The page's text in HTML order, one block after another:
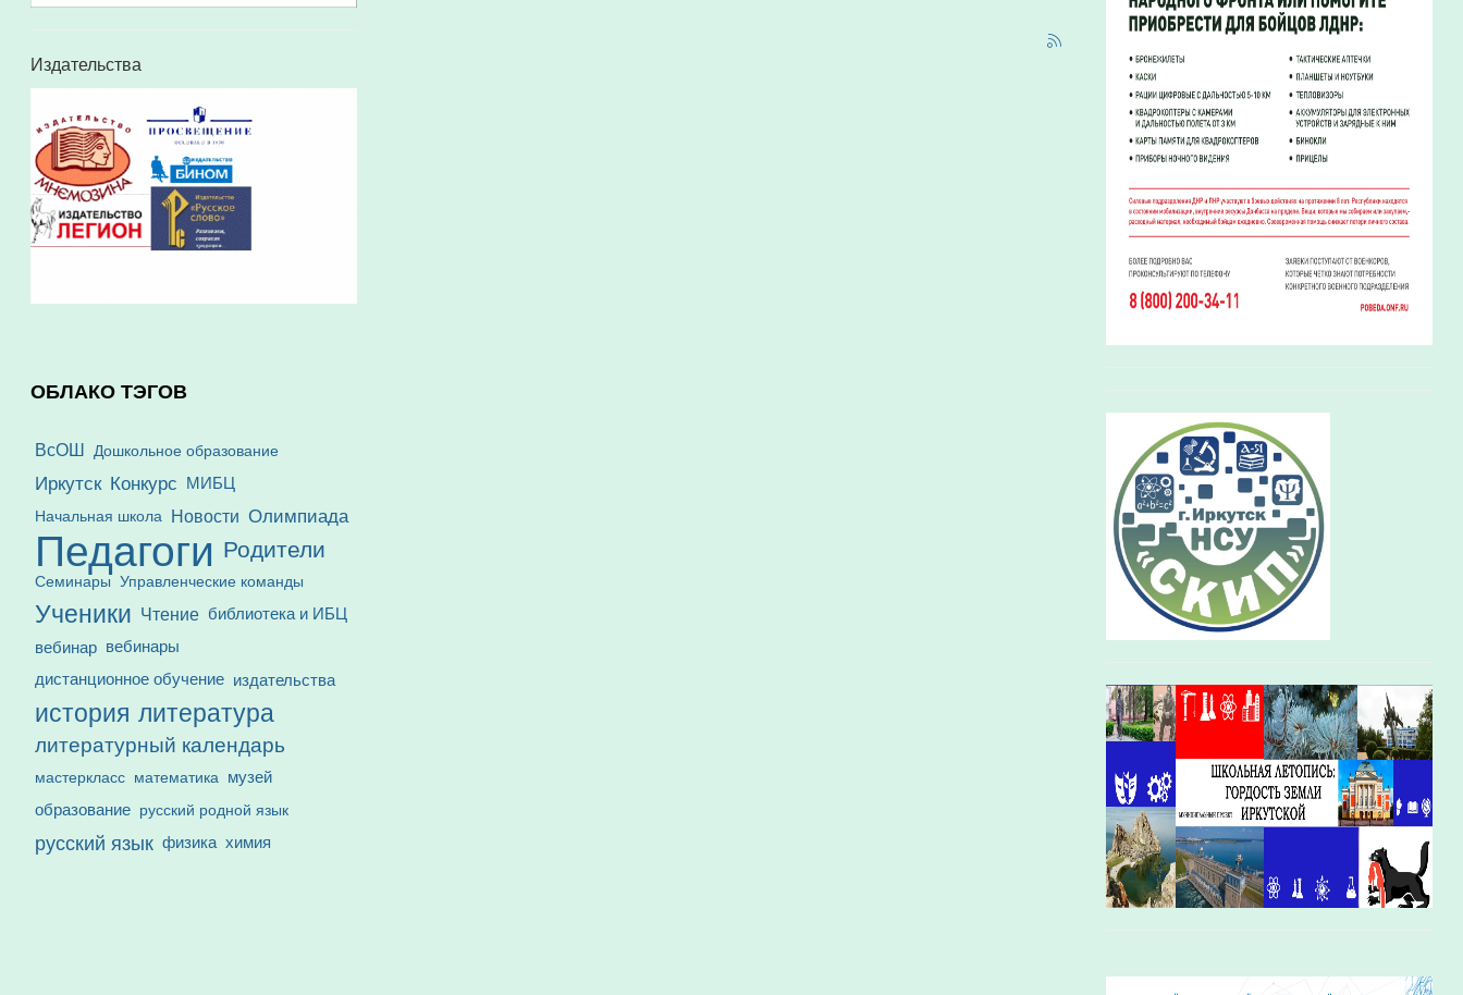
Издательства
ОБЛАКО ТЭГОВ
ВсОШ Дошкольное образование
Иркутск Конкурс МИБЦ
Начальная школа Новости Олимпиада
Педагоги Родители
Семинары Управленческие команды
Ученики Чтение библиотека и ИБЦ
вебинар вебинары
дистанционное обучение издательства
история литература
литературный календарь
мастеркласс математика музей
образование русский родной язык
русский язык физика химия